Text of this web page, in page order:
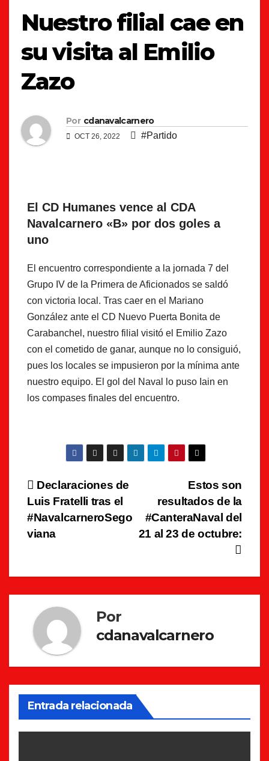
Nuestro filial cae en
su visita al Emilio
Zazo
Por cdanavalcarnero
OCT 26, 2022 #Partido
El CD Humanes vence al CDA
Navalcarnero «B» por dos goles a
uno
El encuentro correspondiente a la jornada 7 del
Grupo IV de la Primera de Aficionados se saldó
con victoria local. Tras caer en el Mariano
González ante el CD Nuevo Puerta Bonita de
Carabanchel, nuestro filial visitó el Emilio Zazo
con el cometido de ganar, aunque no lo consiguió,
pues los locales se impusieron por la mínima ante
nuestro equipo. El gol del Naval lo puso Iain en
los compases finales del encuentro.
Navegación
de
entradas
Estos son
resultados de la
#CanteraNaval del
21 al 23 de octubre:
Declaraciones de
Luis Fratelli tras el
#NavalcarneroSego
viana
Por
cdanavalcarnero
Entrada relacionada